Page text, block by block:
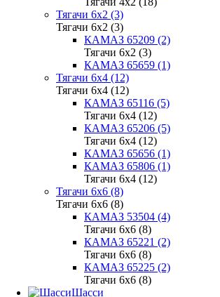
Тягачи 6x2 (3)
Тягачи 6x2 (3)
КАМАЗ 65209 (2)
Тягачи 6x2 (3)
КАМАЗ 65659 (1)
Тягачи 6x4 (12)
Тягачи 6x4 (12)
КАМАЗ 65116 (5)
Тягачи 6x4 (12)
КАМАЗ 65206 (5)
Тягачи 6x4 (12)
КАМАЗ 65656 (1)
КАМАЗ 65806 (1)
Тягачи 6x4 (12)
Тягачи 6x6 (8)
Тягачи 6x6 (8)
КАМАЗ 53504 (4)
Тягачи 6x6 (8)
КАМАЗ 65221 (2)
Тягачи 6x6 (8)
КАМАЗ 65225 (2)
Тягачи 6x6 (8)
Шасси